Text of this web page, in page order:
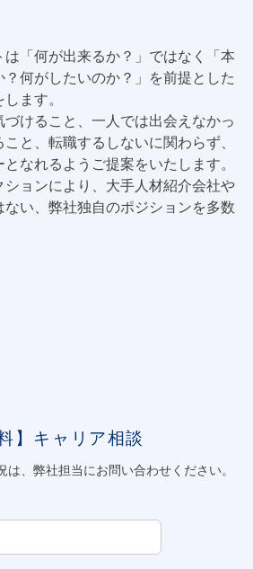
「何が出来るか？」ではなく「本
何がしたいのか？」を前提とした
ます。
けること、一人では出会えなかっ
と、転職するしないに関わらず、
なれるようご提案をいたします。
ョンにより、大手人材紹介会社や
い、弊社独自のポジションを多数
料】キャリア相談
、弊社担当にお問い合わせください。